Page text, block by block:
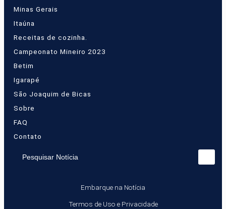
Minas Gerais
Itaúna
Receitas de cozinha.
Campeonato Mineiro 2023
Betim
Igarapé
São Joaquim de Bicas
Sobre
FAQ
Contato
Pesquisar Notícia
Embarque na Notícia
Termos de Uso e Privacidade